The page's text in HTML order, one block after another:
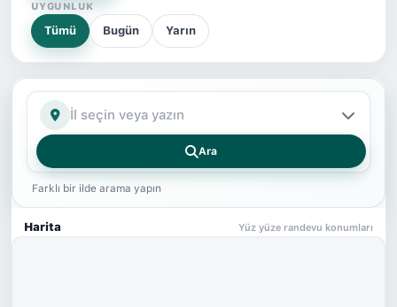
UYGUNLUK
Tümü Bugün Yarın
İl
Ara
Farklı bir ilde arama yapın
Harita Yüz yüze randevu konumları